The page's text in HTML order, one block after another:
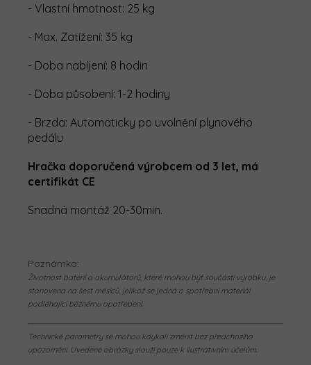
- Vlastní hmotnost: 25 kg
- Max. Zatížení: 35 kg
- Doba nabíjení: 8 hodin
- Doba působení: 1-2 hodiny
- Brzda: Automaticky po uvolnění plynového
pedálu
Hračka doporučená výrobcem od 3 let, má
certifikát CE
Snadná montáž 20-30min.
Poznámka:
Životnost baterií a akumulátorů, které mohou být součástí výrobku, je
stanovena na šest měsíců, jelikož se jedná o spotřební materiál
podléhající běžnému opotřebení.
Technické parametry se mohou kdykoli změnit bez předchozího
upozornění. Uvedené obrázky slouží pouze k ilustrativním účelům.